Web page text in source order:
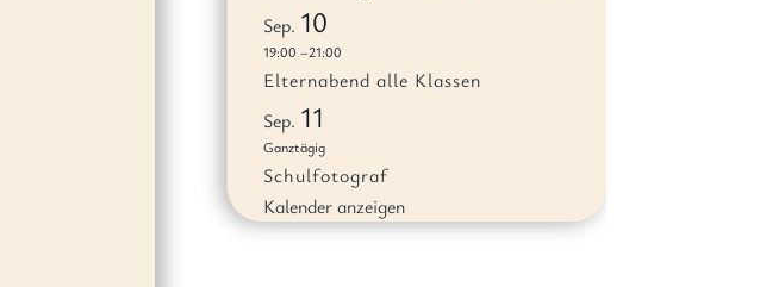
Sep. 10
19:00 –21:00
Elternabend alle Klassen
Sep. 11
Ganztägig
Schulfotograf
Kalender anzeigen